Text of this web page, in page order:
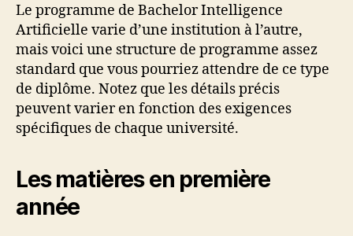
Le programme de Bachelor Intelligence
Artificielle varie d’une institution à l’autre,
mais voici une structure de programme assez
standard que vous pourriez attendre de ce type
de diplôme. Notez que les détails précis
peuvent varier en fonction des exigences
spécifiques de chaque université.
Les matières en première
année